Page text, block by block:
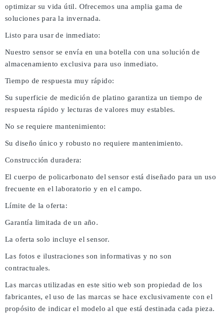
optimizar su vida útil. Ofrecemos una amplia gama de
soluciones para la invernada.
Listo para usar de inmediato:
Nuestro sensor se envía en una botella con una solución de
almacenamiento exclusiva para uso inmediato.
Tiempo de respuesta muy rápido:
Su superficie de medición de platino garantiza un tiempo de
respuesta rápido y lecturas de valores muy estables.
No se requiere mantenimiento:
Su diseño único y robusto no requiere mantenimiento.
Construcción duradera:
El cuerpo de policarbonato del sensor está diseñado para un uso
frecuente en el laboratorio y en el campo.
Límite de la oferta:
Garantía limitada de un año.
La oferta solo incluye el sensor.
Las fotos e ilustraciones son informativas y no son
contractuales.
Las marcas utilizadas en este sitio web son propiedad de los
fabricantes, el uso de las marcas se hace exclusivamente con el
propósito de indicar el modelo al que está destinada cada pieza.